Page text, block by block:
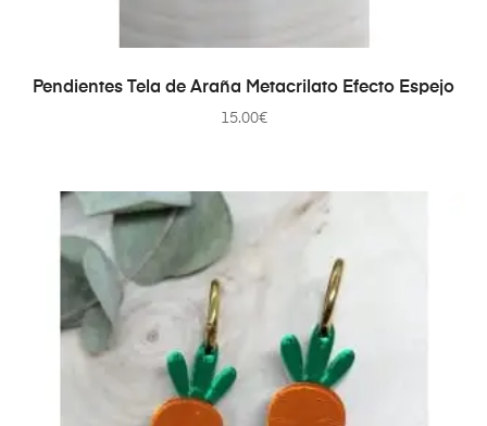
AÑADIR AL CARRITO
Pendientes Tela de Araña Metacrilato Efecto Espejo
15.00€